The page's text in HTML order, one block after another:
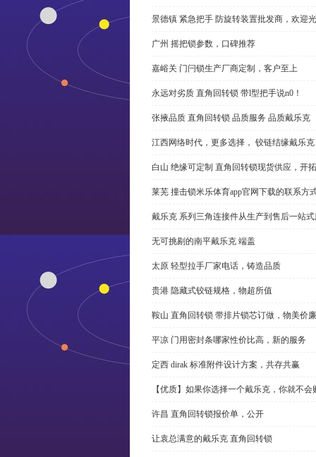
景德镇 紧急把手 防旋转装置批发商，欢迎
广州 摇把锁参数，口碑推荐
嘉峪关 门闩锁生产厂商定制，客户至上
永远对劣质 直角回转锁 带l型把手说n0！
张掖品质 直角回转锁 品质服务 品质戴乐克
江西网络时代，更多选择， 铰链结缘戴乐克
白山 绝缘可定制 直角回转锁现货供应，开
莱芜 撞击锁米乐体育app官网下载的联系方
戴乐克 系列三角连接件从生产到售后一站
无可挑剔的南平戴乐克 端盖
太原 轻型拉手厂家电话，铸造品质
贵港 隐藏式铰链规格，物超所值
鞍山 直角回转锁 带排片锁芯订做，物美价廉
平凉 门用密封条哪家性价比高，新的服务
定西 dirak 标准附件设计方案，共存共赢
【优质】如果你选择一个戴乐克，你就不
许昌 直角回转锁报价单，公开
让袁总满意的戴乐克 直角回转锁